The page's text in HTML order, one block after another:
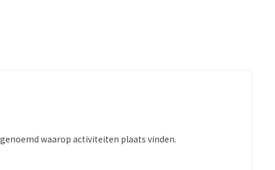
waarop activiteiten plaats vinden.